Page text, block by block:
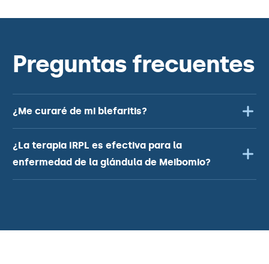
Preguntas frecuentes
¿Me curaré de mi blefaritis?
¿La terapia IRPL es efectiva para la
enfermedad de la glándula de Meibomio?